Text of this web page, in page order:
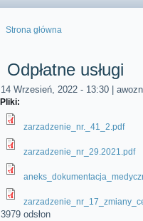
Strona główna
Odpłatne usługi
14 Wrzesień, 2022 - 13:30
Pliki:
zarzadzenie_nr._41_2.pdf
zarzadzenie_nr_29.2021.pdf
3979 odsłon